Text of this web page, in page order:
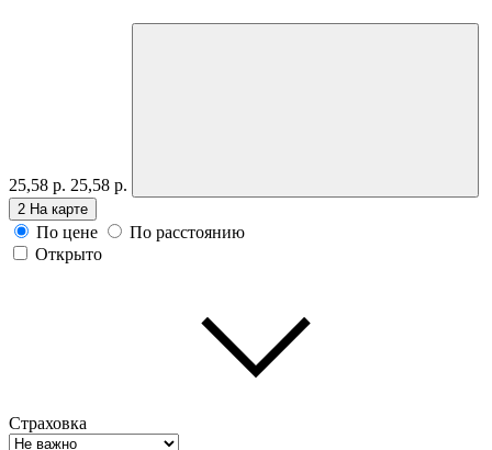
25,58 р. 25,58 р.
2 На карте
По цене
По расстоянию
Открыто
Страховка